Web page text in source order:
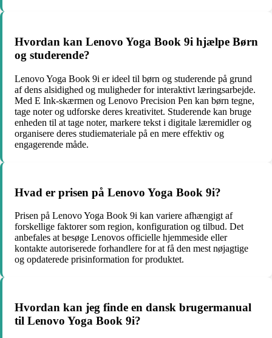
Hvordan kan Lenovo Yoga Book 9i hjælpe Børn
og studerende?
Lenovo Yoga Book 9i er ideel til børn og studerende på grund
af dens alsidighed og muligheder for interaktivt læringsarbejde.
Med E Ink-skærmen og Lenovo Precision Pen kan børn tegne,
tage noter og udforske deres kreativitet. Studerende kan bruge
enheden til at tage noter, markere tekst i digitale læremidler og
organisere deres studiemateriale på en mere effektiv og
engagerende måde.
Hvad er prisen på Lenovo Yoga Book 9i?
Prisen på Lenovo Yoga Book 9i kan variere afhængigt af
forskellige faktorer som region, konfiguration og tilbud. Det
anbefales at besøge Lenovos officielle hjemmeside eller
kontakte autoriserede forhandlere for at få den mest nøjagtige
og opdaterede prisinformation for produktet.
Hvordan kan jeg finde en dansk brugermanual
til Lenovo Yoga Book 9i?